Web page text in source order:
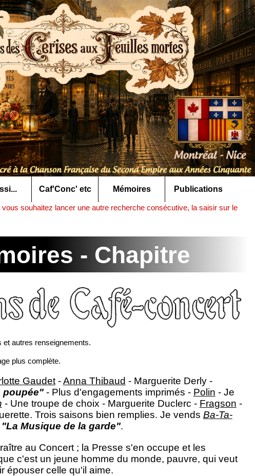
Caf'Conc' etc Mémoires Publications
souhaitez lancer une autre recherche consécutive, la saisir sur le
- Chapitre
autres renseignements.
plus complète.
Gaudet-Anna Thibaud - Marguerite Derly -
poupée"- Plus d'engagements imprimés - Polin - Je
- Une troupe de choix - Marguerite Duclerc - Fragson -
Trois saisons bien remplies. Je vends Ba-Ta-
"La Musique de la garde".
au Concert ; la Presse s'en occupe et les
c'est un jeune homme du monde, pauvre, qui veut
épouser celle qu'il aime.